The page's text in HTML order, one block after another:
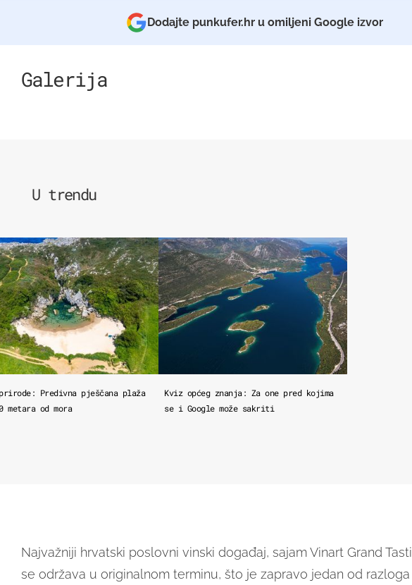
Dodajte punkufer.hr u omiljeni Google izvor
Galerija
U trendu
prirode: Predivna pješčana plaža
metara od mora
Kviz općeg znanja: Za one pred kojima
se i Google može sakriti
Najvažniji hrvatski poslovni vinski događaj, sajam Vinart Grand
se održava u originalnom terminu, što je zapravo jedan od